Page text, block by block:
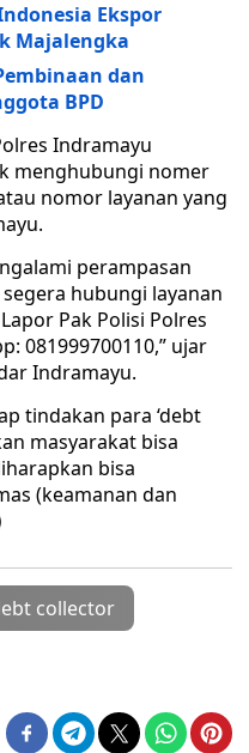
Ekspor
Majalengka
dan
BPD
Indramayu
menghubungi nomer
nomor layanan yang
perampasan
hubungi layanan
Pak Polisi Polres
081999700110,” ujar
Indramayu.
tindakan para ‘debt
masyarakat bisa
bisa
(keamanan dan
collector